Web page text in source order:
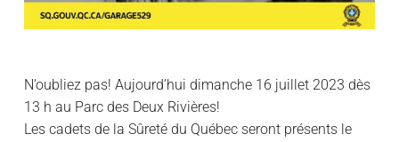
N’oubliez pas! Aujourd’hui dimanche 16 juillet 2023 dès
13 h au Parc des Deux Rivières!
Les cadets de la Sûreté du Québec seront présents le